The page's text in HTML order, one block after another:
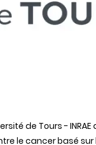
de Tours -
le cancer basé sur